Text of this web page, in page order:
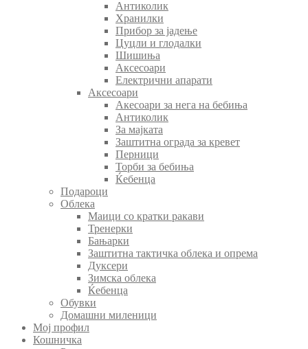
Антиколик
Хранилки
Прибор за јадење
Цуцли и глодалки
Шишиња
Аксесоари
Електрични апарати
Аксесоари
Акесоари за нега на бебиња
Антиколик
За мајката
Заштитна ограда за кревет
Перници
Торби за бебиња
Ќебенца
Подароци
Облека
Маици со кратки ракави
Тренерки
Бањарки
Заштитна тактичка облека и опрема
Дуксери
Зимска облека
Ќебенца
Обувки
Домашни миленици
Мој профил
Кошничка